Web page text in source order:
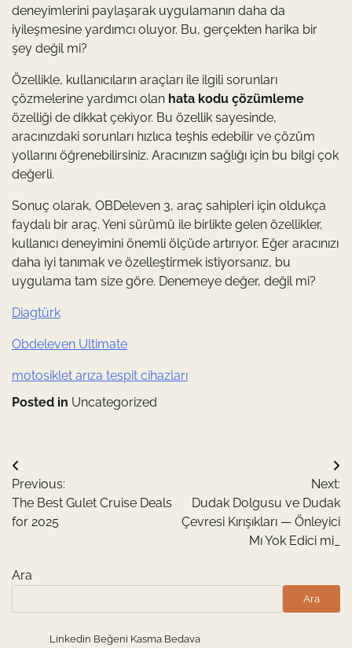
deneyimlerini paylaşarak uygulamanın daha da
iyileşmesine yardımcı oluyor. Bu, gerçekten harika bir
şey değil mi?
Özellikle, kullanıcıların araçları ile ilgili sorunları
çözmelerine yardımcı olan hata kodu çözümleme
özelliği de dikkat çekiyor. Bu özellik sayesinde,
aracınızdaki sorunları hızlıca teşhis edebilir ve çözüm
yollarını öğrenebilirsiniz. Aracınızın sağlığı için bu bilgi çok
değerli.
Sonuç olarak, OBDeleven 3, araç sahipleri için oldukça
faydalı bir araç. Yeni sürümü ile birlikte gelen özellikler,
kullanıcı deneyimini önemli ölçüde artırıyor. Eğer aracınızı
daha iyi tanımak ve özelleştirmek istiyorsanız, bu
uygulama tam size göre. Denemeye değer, değil mi?
Diagtürk
Obdeleven Ultimate
motosiklet arıza tespit cihazları
Posted in Uncategorized
Yazı
gezinmesi
Previous:
The Best Gulet Cruise Deals
for 2025
Next:
Dudak Dolgusu ve Dudak
Çevresi Kırışıkları — Önleyici
Mı Yok Edici mi_
Ara
Ara
Linkedin Beğeni Kasma Bedava